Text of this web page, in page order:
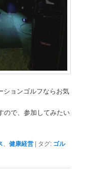
ションゴルフならお気
ので、参加してみたい
、健康経営 | タグ: ゴル